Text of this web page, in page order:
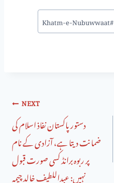
#
Khatm-e-Nubuwwaat
NEXT
دستور پاکستان نفاذ اسلام کی
ضمانت دیتا ہے، آزادی کے نام
پر ربوہ برانڈ کسی صورت قبول
نہیں: عبداللطیف خالد چیمہ